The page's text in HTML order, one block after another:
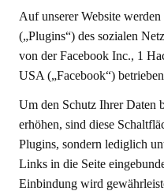
Auf unserer Website
(„Plugins“) des sozialen
von der Facebook Inc., 1
USA („Facebook“)
Um den Schutz Ihrer Daten
erhöhen, sind diese
Plugins, sondern lediglich
Links in die Seite
Einbindung wird